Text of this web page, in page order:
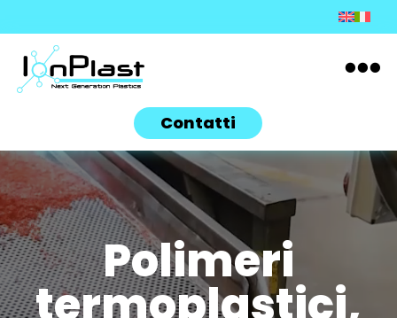

Contatti
Video
Player
Polimeri
termoplastici,